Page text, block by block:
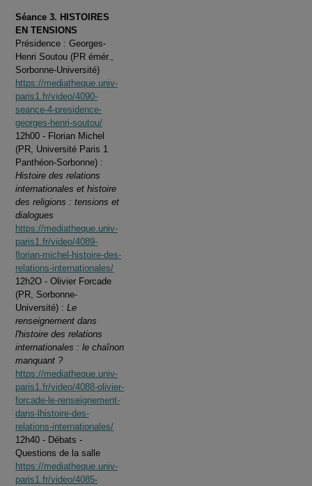
Séance 3. HISTOIRES
EN TENSIONS
Présidence : Georges-
Henri Soutou (PR émér.,
Sorbonne-Université)
https://mediatheque.univ-
paris1.fr/video/4090-
seance-4-presidence-
georges-henri-soutou/
12h00 - Florian Michel
(PR, Université Paris 1
Panthéon-Sorbonne) :
Histoire des relations
internationales et histoire
des religions : tensions et
dialogues
https://mediatheque.univ-
paris1.fr/video/4089-
florian-michel-histoire-des-
relations-internationales/
12h2O - Olivier Forcade
(PR, Sorbonne-
Université) : Le
renseignement dans
l'histoire des relations
internationales : le chaînon
manquant ?
https://mediatheque.univ-
paris1.fr/video/4088-olivier-
forcade-le-renseignement-
dans-lhistoire-des-
relations-internationales/
12h40 - Débats -
Questions de la salle
https://mediatheque.univ-
paris1.fr/video/4085-